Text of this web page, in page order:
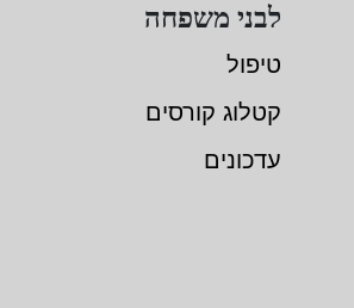
לבני משפחה
טיפול
קטלוג קורסים
עדכונים